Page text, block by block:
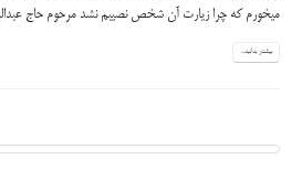
میخورم که چرا زیارت آن شخص نصیبم نشد مرحوم حاج
بیشتر بدانید...